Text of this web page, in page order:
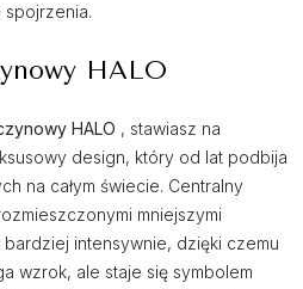
HALO
HALO , stawiasz na
design, który od lat podbija
na całym świecie. Centralny
mniejszymi
intensywnie, dzięki czemu
wzrok, ale staje się symbolem